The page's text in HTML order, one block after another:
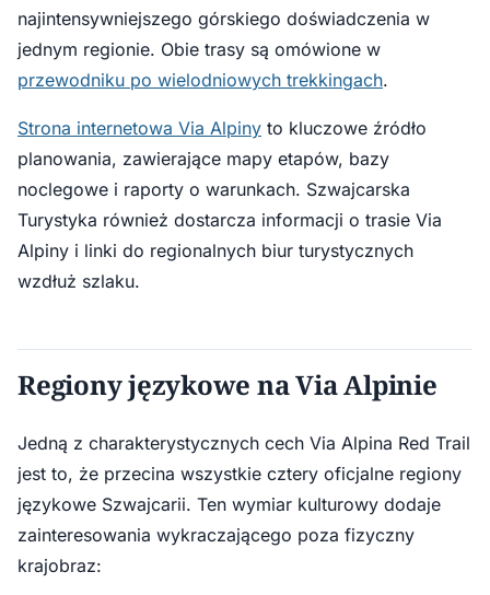
najintensywniejszego górskiego doświadczenia w
jednym regionie. Obie trasy są omówione w
przewodniku po wielodniowych trekkingach.
Strona internetowa Via Alpiny to kluczowe źródło
planowania, zawierające mapy etapów, bazy
noclegowe i raporty o warunkach. Szwajcarska
Turystyka również dostarcza informacji o trasie Via
Alpiny i linki do regionalnych biur turystycznych
wzdłuż szlaku.
Regiony językowe na Via Alpinie
Jedną z charakterystycznych cech Via Alpina Red Trail
jest to, że przecina wszystkie cztery oficjalne regiony
językowe Szwajcarii. Ten wymiar kulturowy dodaje
zainteresowania wykraczającego poza fizyczny
krajobraz: